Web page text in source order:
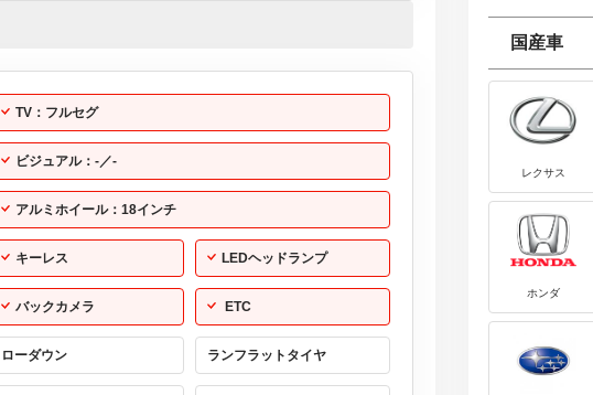
TV：フルセグ
ビジュアル：-／-
アルミホイール：18インチ
キーレス LEDヘッドランプ
バックカメラ ETC
ローダウン ランフラットタイヤ
国産車
レクサス
ホンダ